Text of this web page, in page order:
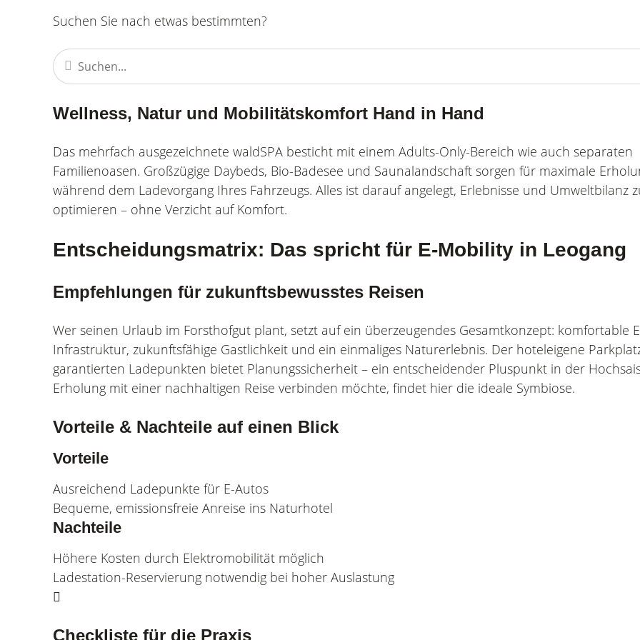
Suchen Sie nach etwas bestimmten?
Wellness, Natur und Mobilitätskomfort Hand in Hand
Das mehrfach ausgezeichnete waldSPA besticht mit einem Adults-Only-Bereich wie auch separaten
Familienoasen. Großzügige Daybeds, Bio-Badesee und Saunalandschaft sorgen für maximale
während dem Ladevorgang Ihres Fahrzeugs. Alles ist darauf angelegt, Erlebnisse und Umweltbilanz
optimieren – ohne Verzicht auf Komfort.
Entscheidungsmatrix: Das spricht für E-Mobility in Leogang
Empfehlungen für zukunftsbewusstes Reisen
Wer seinen Urlaub im Forsthofgut plant, setzt auf ein überzeugendes Gesamtkonzept: komfortable
Infrastruktur, zukunftsfähige Gastlichkeit und ein einmaliges Naturerlebnis. Der hoteleigene
garantierten Ladepunkten bietet Planungssicherheit – ein entscheidender Pluspunkt in der
Erholung mit einer nachhaltigen Reise verbinden möchte, findet hier die ideale Symbiose.
Vorteile & Nachteile auf einen Blick
Vorteile
Ausreichend Ladepunkte für E-Autos
Bequeme, emissionsfreie Anreise ins Naturhotel
Nachteile
Höhere Kosten durch Elektromobilität möglich
Ladestation-Reservierung notwendig bei hoher Auslastung
Checkliste für die Praxis